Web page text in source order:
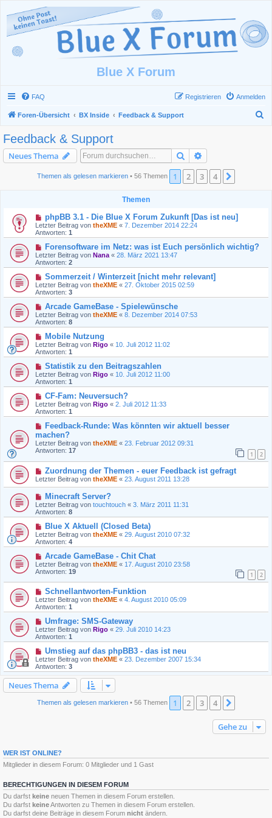
Blue X Forum
FAQ Anmelden
Registrieren
Foren-Übersicht BX Inside Feedback & Support
Feedback & Support
Neues Thema Suche
Themen als gelesen markieren • 56 Themen 1 2 3 4
Themen
phpBB 3.1 - Die Blue X Forum Zukunft [Das ist neu]
Letzter Beitrag von theXME « 7. Dezember 2014 22:24
Antworten: 1
Forensoftware im Netz: was ist Euch persönlich wichtig?
Letzter Beitrag von Nana « 28. März 2021 13:47
Antworten: 2
Sommerzeit / Winterzeit [nicht mehr relevant]
Letzter Beitrag von theXME « 27. Oktober 2015 02:59
Antworten: 3
Arcade GameBase - Spielewünsche
Letzter Beitrag von theXME « 8. Dezember 2014 07:53
Antworten: 8
Mobile Nutzung
Letzter Beitrag von Rigo « 10. Juli 2012 11:02
Antworten: 1
Statistik zu den Beitragszahlen
Letzter Beitrag von Rigo « 10. Juli 2012 11:00
Antworten: 1
CF-Fam: Neuversuch?
Letzter Beitrag von Rigo « 2. Juli 2012 11:33
Antworten: 1
Feedback-Runde: Was könnten wir aktuell besser
machen?
Letzter Beitrag von theXME « 23. Februar 2012 09:31
Antworten: 17 1 2
Zuordnung der Themen - euer Feedback ist gefragt
Letzter Beitrag von theXME « 23. August 2011 13:28
Minecraft Server?
Letzter Beitrag von touchtouch « 3. März 2011 11:31
Antworten: 8
Blue X Aktuell (Closed Beta)
Letzter Beitrag von theXME « 29. August 2010 07:32
Antworten: 4
Arcade GameBase - Chit Chat
Letzter Beitrag von theXME « 17. August 2010 23:58
Antworten: 19 1 2
Schnellantworten-Funktion
Letzter Beitrag von theXME « 4. August 2010 05:09
Antworten: 1
Umfrage: SMS-Gateway
Letzter Beitrag von Rigo « 29. Juli 2010 14:23
Antworten: 1
Umstieg auf das phpBB3 - das ist neu
Letzter Beitrag von theXME « 23. Dezember 2007 15:34
Antworten: 3
Neues Thema
Themen als gelesen markieren • 56 Themen 1 2 3 4
Gehe zu
WER IST ONLINE?
Mitglieder in diesem Forum: 0 Mitglieder und 1 Gast
BERECHTIGUNGEN IN DIESEM FORUM
Du darfst keine neuen Themen in diesem Forum erstellen.
Du darfst keineAntworten zu Themen in diesem Forum erstellen.
Du darfst deine Beiträge in diesem Forum nicht ändern.